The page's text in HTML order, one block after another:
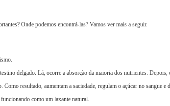
Onde podemos encontrá-las? Vamos ver mais a seguir.
delgado. Lá, ocorre a absorção da maioria dos nutrientes.
resultado, aumentam a saciedade, regulam o açúcar no sangue e
como um laxante natural.